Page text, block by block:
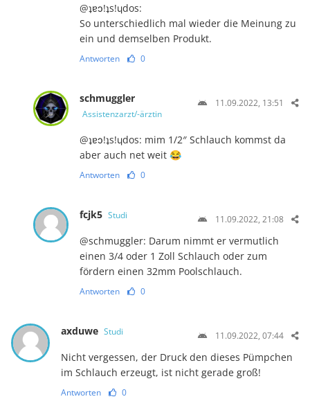
@ʇɐɔ!ʇs!ɥdos:
So unterschiedlich mal wieder die Meinung zu
ein und demselben Produkt.
Antworten 0
schmuggler
Assistenzarzt/-ärztin
11.09.2022, 13:51
@ʇɐɔ!ʇs!ɥdos: mim 1/2″ Schlauch kommst da
aber auch net weit 😂
Antworten 0
fcjk5 Studi 11.09.2022, 21:08
@schmuggler: Darum nimmt er vermutlich
einen 3/4 oder 1 Zoll Schlauch oder zum
fördern einen 32mm Poolschlauch.
Antworten 0
axduwe Studi 11.09.2022, 07:44
Nicht vergessen, der Druck den dieses Pümpchen
im Schlauch erzeugt, ist nicht gerade groß!
Antworten 0